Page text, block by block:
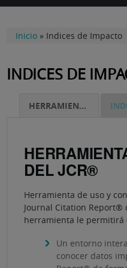
Inicio » Indices de Impacto
INDICES DE
HERRAMIENTA DE ANÁLISIS DEL JCR®
DEL JCR®
Herramienta de uso y
Journal Citation Report®
herramienta le permitirá
Un entorno
conocer datos